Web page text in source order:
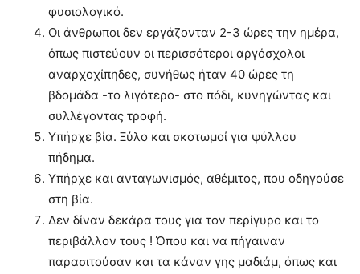
φυσιολογικό.
Οι άνθρωποι δεν εργάζονταν 2-3 ώρες την ημέρα,
όπως πιστεύουν οι περισσότεροι αργόσχολοι
αναρχοχίπηδες, συνήθως ήταν 40 ώρες τη
βδομάδα -το λιγότερο- στο πόδι, κυνηγώντας και
συλλέγοντας τροφή.
Υπήρχε βία. Ξύλο και σκοτωμοί για ψύλλου
πήδημα.
Υπήρχε και ανταγωνισμός, αθέμιτος, που οδηγούσε
στη βία.
Δεν δίναν δεκάρα τους για τον περίγυρο και το
περιβάλλον τους ! Όπου και να πήγαιναν
παρασιτούσαν και τα κάναν γης μαδιάμ, όπως και